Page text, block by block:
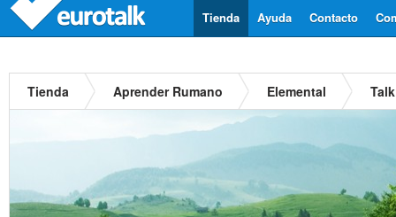
Contacto
Ayuda
Tienda
Tienda Aprender Rumano Elemental